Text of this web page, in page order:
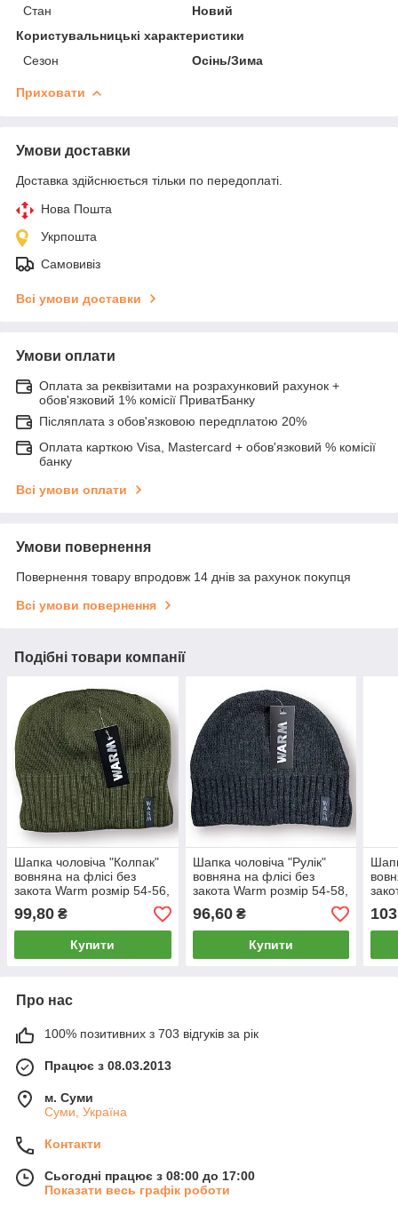
Стан
Новий
Користувальницькі характеристики
Сезон
Осінь/Зима
Приховати
Умови доставки
Доставка здійснюється тільки по передоплаті.
Нова Пошта
Укрпошта
Самовивіз
Всі умови доставки
Умови оплати
Оплата за реквізитами на розрахунковий рахунок +
обов'язковий 1% комісії ПриватБанку
Післяплата з обов'язковою передплатою 20%
Оплата карткою Visa, Mastercard + обов'язковий % комісії
банку
Всі умови оплати
Умови повернення
Повернення товару впродовж 14 днів за рахунок покупця
Всі умови повернення
Подібні товари компанії
Шапка чоловіча "Колпак"
вовняна на флісі без
закота Warm розмір 54-56,
хакі, 020223
99,80 ₴
Купити
Шапка чоловіча "Рулік"
вовняна на флісі без
закота Warm розмір 54-58,
сіра, 020155
96,60₴
Купити
103
Про нас
100% позитивних з 703 відгуків за рік
Працює з 08.03.2013
м. Суми
Суми, Україна
Контакти
Сьогодні працює з 08:00 до 17:00
Показати весь графік роботи